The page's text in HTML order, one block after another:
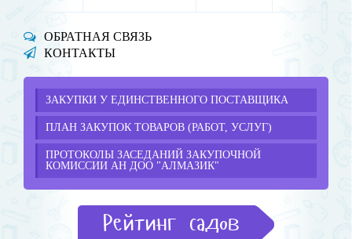
ОБРАТНАЯ СВЯЗЬ
КОНТАКТЫ
ЗАКУПКИ У ЕДИНСТВЕННОГО ПОСТАВЩИКА
ПЛАН ЗАКУПОК ТОВАРОВ (РАБОТ, УСЛУГ)
ПРОТОКОЛЫ ЗАСЕДАНИЙ ЗАКУПОЧНОЙ
КОМИССИИ АН ДОО "АЛМАЗИК"
Рейтинг садов